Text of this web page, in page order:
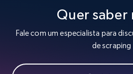
Video length, Likes, Views, and
8.1K+ 716+
Quer saber
Fale com um especialista para
de scraping